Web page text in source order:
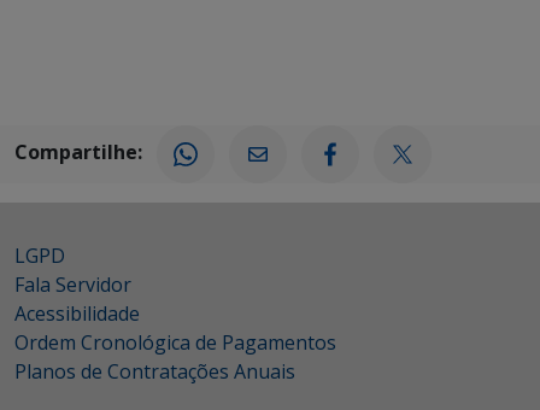
Compartilhe:
LGPD
Fala Servidor
Acessibilidade
Ordem Cronológica de Pagamentos
Planos de Contratações Anuais